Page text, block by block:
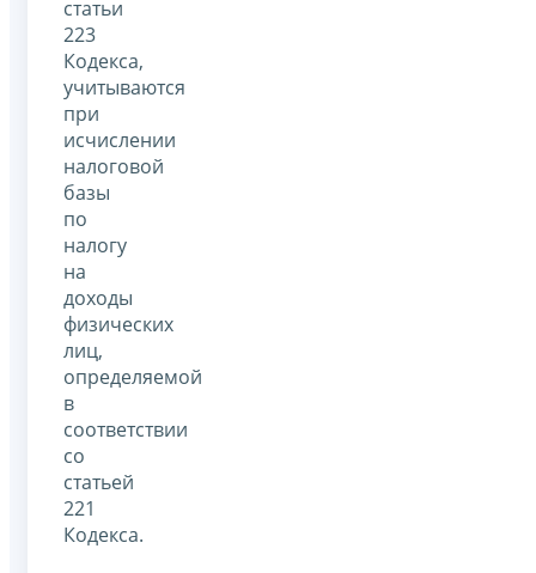
статьи
223
Кодекса,
учитываются
при
исчислении
налоговой
базы
по
налогу
на
доходы
физических
лиц,
определяемой
в
соответствии
со
статьей
221
Кодекса.